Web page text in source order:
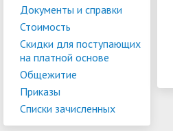
Документы и справки
Стоимость
Скидки для поступающих
на платной основе
Общежитие
Приказы
Списки зачисленных